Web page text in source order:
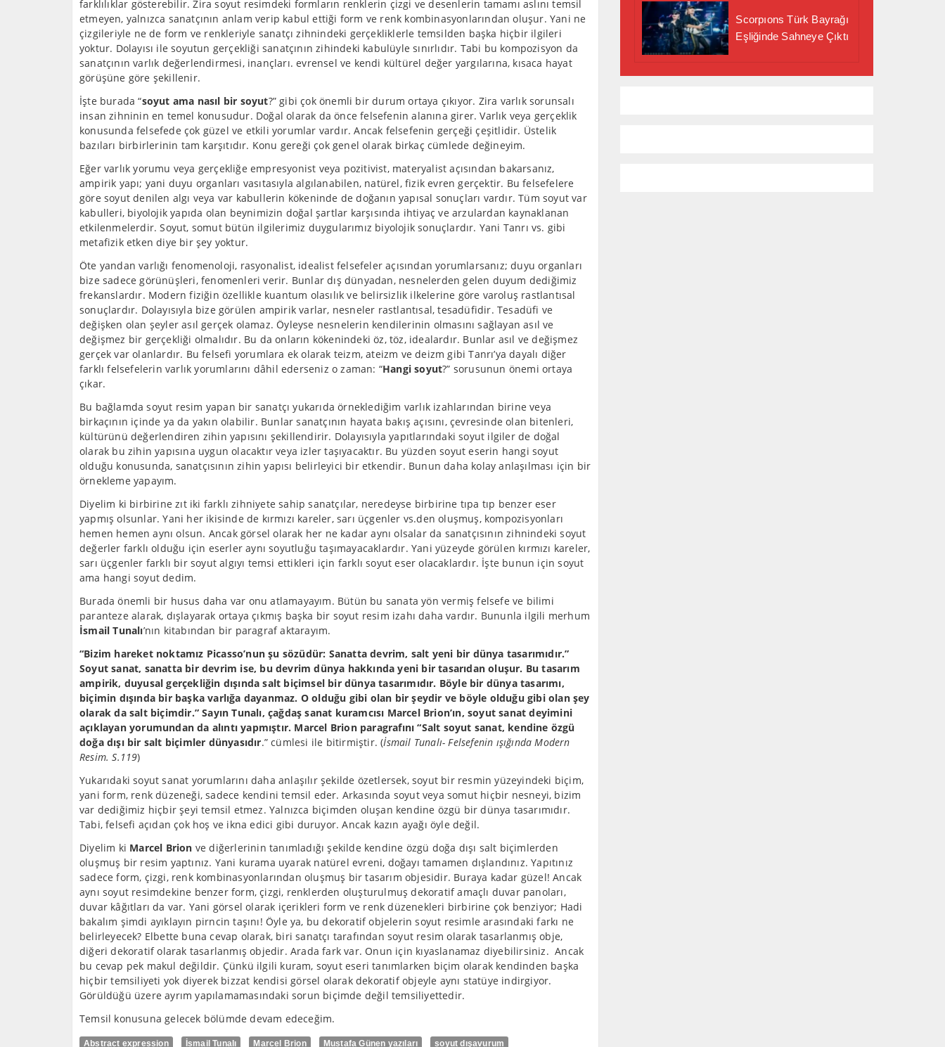
farklılıklar gösterebilir. Zira soyut resimdeki formların renklerin çizgi ve desenlerin tamamı aslını temsil
etmeyen, yalnızca sanatçının anlam verip kabul ettiği form ve renk kombinasyonlarından oluşur. Yani ne
çizgileriyle ne de form ve renkleriyle sanatçı zihnindeki gerçekliklerle temsilden başka hiçbir ilgileri
yoktur. Dolayısı ile soyutun gerçekliği sanatçının zihindeki kabulüyle sınırlıdır. Tabi bu kompozisyon da
sanatçının varlık değerlendirmesi, inançları. evrensel ve kendi kültürel değer yargılarına, kısaca hayat
görüşüne göre şekillenir.
İşte burada “soyut ama nasıl bir soyut?” gibi çok önemli bir durum ortaya çıkıyor. Zira varlık sorunsalı
insan zihninin en temel konusudur. Doğal olarak da önce felsefenin alanına girer. Varlık veya gerçeklik
konusunda felsefede çok güzel ve etkili yorumlar vardır. Ancak felsefenin gerçeği çeşitlidir. Üstelik
bazıları birbirlerinin tam karşıtıdır. Konu gereği çok genel olarak birkaç cümlede değineyim.
Eğer varlık yorumu veya gerçekliğe empresyonist veya pozitivist, materyalist açısından bakarsanız,
ampirik yapı; yani duyu organları vasıtasıyla algılanabilen, natürel, fizik evren gerçektir. Bu felsefelere
göre soyut denilen algı veya var kabullerin kökeninde de doğanın yapısal sonuçları vardır. Tüm soyut var
kabulleri, biyolojik yapıda olan beynimizin doğal şartlar karşısında ihtiyaç ve arzulardan kaynaklanan
etkilenmelerdir. Soyut, somut bütün ilgilerimiz duygularımız biyolojik sonuçlardır. Yani Tanrı vs. gibi
metafizik etken diye bir şey yoktur.
Öte yandan varlığı fenomenoloji, rasyonalist, idealist felsefeler açısından yorumlarsanız; duyu organları
bize sadece görünüşleri, fenomenleri verir. Bunlar dış dünyadan, nesnelerden gelen duyum dediğimiz
frekanslardır. Modern fiziğin özellikle kuantum olasılık ve belirsizlik ilkelerine göre varoluş rastlantısal
sonuçlardır. Dolayısıyla bize görülen ampirik varlar, nesneler rastlantısal, tesadüfidir. Tesadüfi ve
değişken olan şeyler asıl gerçek olamaz. Öyleyse nesnelerin kendilerinin olmasını sağlayan asıl ve
değişmez bir gerçekliği olmalıdır. Bu da onların kökenindeki öz, töz, idealardır. Bunlar asıl ve değişmez
gerçek var olanlardır. Bu felsefi yorumlara ek olarak teizm, ateizm ve deizm gibi Tanrı’ya dayalı diğer
farklı felsefelerin varlık yorumlarını dâhil ederseniz o zaman: “Hangi soyut?” sorusunun önemi ortaya
çıkar.
Bu bağlamda soyut resim yapan bir sanatçı yukarıda örneklediğim varlık izahlarından birine veya
birkaçının içinde ya da yakın olabilir. Bunlar sanatçının hayata bakış açısını, çevresinde olan bitenleri,
kültürünü değerlendiren zihin yapısını şekillendirir. Dolayısıyla yapıtlarındaki soyut ilgiler de doğal
olarak bu zihin yapısına uygun olacaktır veya izler taşıyacaktır. Bu yüzden soyut eserin hangi soyut
olduğu konusunda, sanatçısının zihin yapısı belirleyici bir etkendir. Bunun daha kolay anlaşılması için bir
örnekleme yapayım.
Diyelim ki birbirine zıt iki farklı zihniyete sahip sanatçılar, neredeyse birbirine tıpa tıp benzer eser
yapmış olsunlar. Yani her ikisinde de kırmızı kareler, sarı üçgenler vs.den oluşmuş, kompozisyonları
hemen hemen aynı olsun. Ancak görsel olarak her ne kadar aynı olsalar da sanatçısının zihnindeki soyut
değerler farklı olduğu için eserler aynı soyutluğu taşımayacaklardır. Yani yüzeyde görülen kırmızı kareler,
sarı üçgenler farklı bir soyut algıyı temsi ettikleri için farklı soyut eser olacaklardır. İşte bunun için soyut
ama hangi soyut dedim.
Burada önemli bir husus daha var onu atlamayayım. Bütün bu sanata yön vermiş felsefe ve bilimi
paranteze alarak, dışlayarak ortaya çıkmış başka bir soyut resim izahı daha vardır. Bununla ilgili merhum
İsmail Tunalı’nın kitabından bir paragraf aktarayım.
“Bizim hareket noktamız Picasso’nun şu sözüdür: Sanatta devrim, salt yeni bir dünya tasarımıdır.”
Soyut sanat, sanatta bir devrim ise, bu devrim dünya hakkında yeni bir tasarıdan oluşur. Bu tasarım
ampirik, duyusal gerçekliğin dışında salt biçimsel bir dünya tasarımıdır. Böyle bir dünya tasarımı,
biçimin dışında bir başka varlığa dayanmaz. O olduğu gibi olan bir şeydir ve böyle olduğu gibi olan şey
olarak da salt biçimdir.” Sayın Tunalı, çağdaş sanat kuramcısı Marcel Brion’ın, soyut sanat deyimini
açıklayan yorumundan da alıntı yapmıştır. Marcel Brion paragrafını “Salt soyut sanat, kendine özgü
doğa dışı bir salt biçimler dünyasıdır.” cümlesi ile bitirmiştir. (İsmail Tunalı- Felsefenin ışığında Modern
Resim. S.119)
Yukarıdaki soyut sanat yorumlarını daha anlaşılır şekilde özetlersek, soyut bir resmin yüzeyindeki biçim,
yani form, renk düzeneği, sadece kendini temsil eder. Arkasında soyut veya somut hiçbir nesneyi, bizim
var dediğimiz hiçbir şeyi temsil etmez. Yalnızca biçimden oluşan kendine özgü bir dünya tasarımıdır.
Tabi, felsefi açıdan çok hoş ve ikna edici gibi duruyor. Ancak kazın ayağı öyle değil.
Diyelim ki Marcel Brion ve diğerlerinin tanımladığı şekilde kendine özgü doğa dışı salt biçimlerden
oluşmuş bir resim yaptınız. Yani kurama uyarak natürel evreni, doğayı tamamen dışlandınız. Yapıtınız
sadece form, çizgi, renk kombinasyonlarından oluşmuş bir tasarım objesidir. Buraya kadar güzel! Ancak
aynı soyut resimdekine benzer form, çizgi, renklerden oluşturulmuş dekoratif amaçlı duvar panoları,
duvar kâğıtları da var. Yani görsel olarak içerikleri form ve renk düzenekleri birbirine çok benziyor; Hadi
bakalım şimdi ayıklayın pirncin taşını! Öyle ya, bu dekoratif objelerin soyut resimle arasındaki farkı ne
belirleyecek? Elbette buna cevap olarak, biri sanatçı tarafından soyut resim olarak tasarlanmış obje,
diğeri dekoratif olarak tasarlanmış objedir. Arada fark var. Onun için kıyaslanamaz diyebilirsiniz. Ancak
bu cevap pek makul değildir. Çünkü ilgili kuram, soyut eseri tanımlarken biçim olarak kendinden başka
hiçbir temsiliyeti yok diyerek bizzat kendisi görsel olarak dekoratif objeyle aynı statüye indirgiyor.
Görüldüğü üzere ayrım yapılamamasındaki sorun biçimde değil temsiliyettedir.
Temsil konusuna gelecek bölümde devam edeceğim.
Abstract expression İsmail Tunalı Marcel Brion Mustafa Günen yazıları soyut dışavurum
Scorpıons Türk Bayrağı
Eşliğinde Sahneye Çıktı